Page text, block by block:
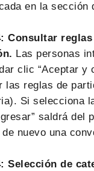
en la sección
Consultar reglas
Las personas
clic “Aceptar y
las reglas de
Si selecciona
saldrá del
nuevo una
Selección de